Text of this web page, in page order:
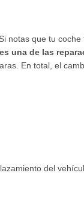
notas que tu
una de las
En total, el
del